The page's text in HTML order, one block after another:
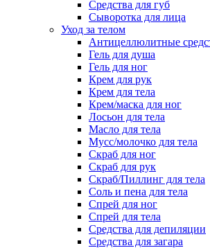
Средства для губ
Сыворотка для лица
Уход за телом
Антицеллюлитные
Гель для душа
Гель для ног
Крем для рук
Крем для тела
Крем/маска для ног
Лосьон для тела
Масло для тела
Мусс/молочко для тела
Скраб для ног
Скраб для рук
Скраб/Пиллинг для тела
Соль и пена для тела
Спрей для ног
Спрей для тела
Средства для депиляции
Средства для загара